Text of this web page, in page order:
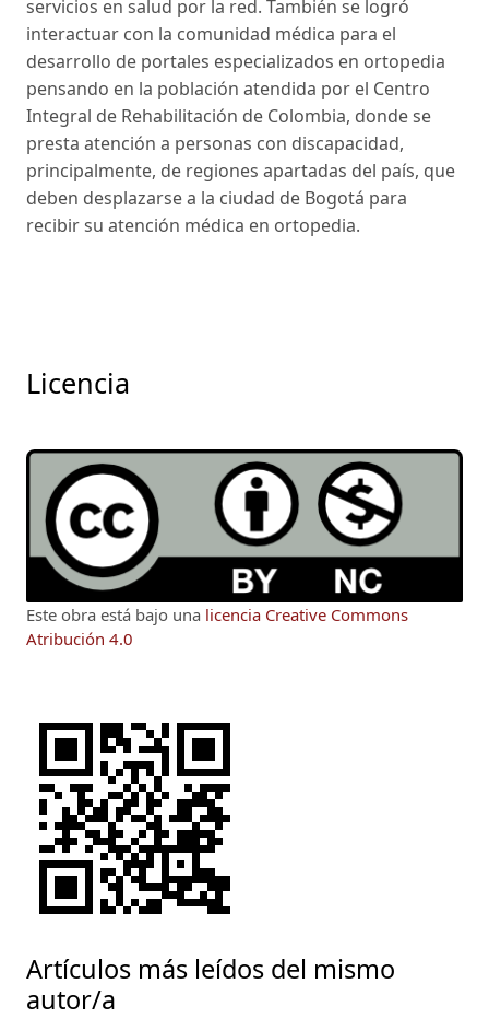
servicios en salud por la red. También se logró
interactuar con la comunidad médica para el
desarrollo de portales especializados en ortopedia
pensando en la población atendida por el Centro
Integral de Rehabilitación de Colombia, donde se
presta atención a personas con discapacidad,
principalmente, de regiones apartadas del país, que
deben desplazarse a la ciudad de Bogotá para
recibir su atención médica en ortopedia.
Licencia
Este obra está bajo una licencia Creative Commons
Atribución 4.0
Artículos más leídos del mismo
autor/a